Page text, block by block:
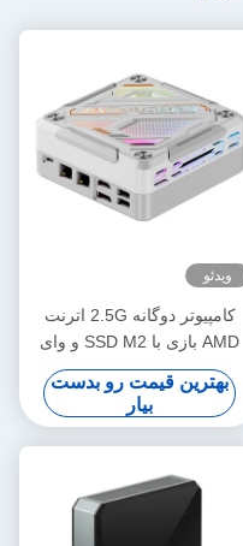
ویدئو
کامپیوتر دوگانه 2.5G اترنت
AMD بازی با SSD M2 و وای
فای پشتیبانی از صفحه نمایش
4K HD
بهترین قیمت رو بدست
بیار